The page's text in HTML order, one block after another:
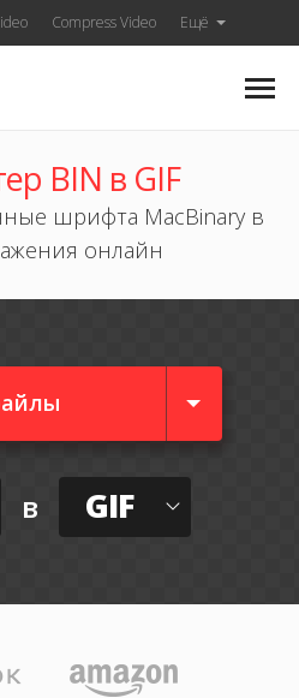
Compress Video Ещё
BIN в GIF
шрифта MacBinary в
онлайн
в GIF